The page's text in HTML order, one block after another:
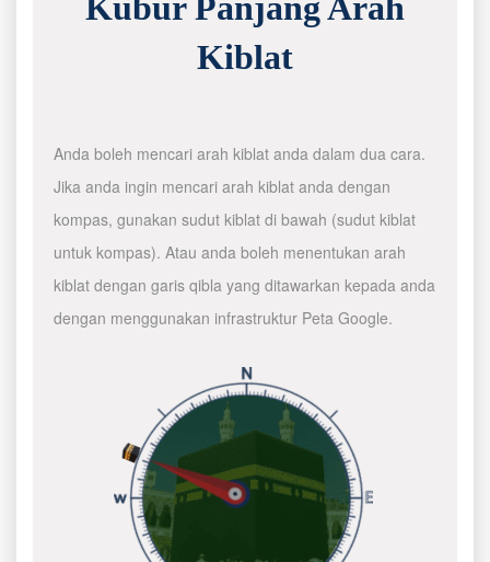
Kiblat
Anda boleh mencari arah kiblat anda dalam dua cara.
Jika anda ingin mencari arah kiblat anda dengan
kompas, gunakan sudut kiblat di bawah (sudut kiblat
untuk kompas). Atau anda boleh menentukan arah
kiblat dengan garis qibla yang ditawarkan kepada anda
dengan menggunakan infrastruktur Peta Google.